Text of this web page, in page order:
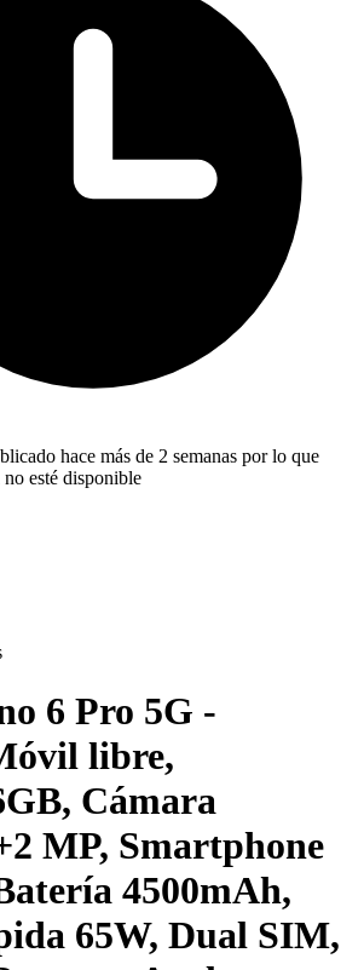
hace más de 2 semanas por lo que
esté disponible
6 Pro 5G -
libre,
Cámara
MP, Smartphone
4500mAh,
65W, Dual SIM,